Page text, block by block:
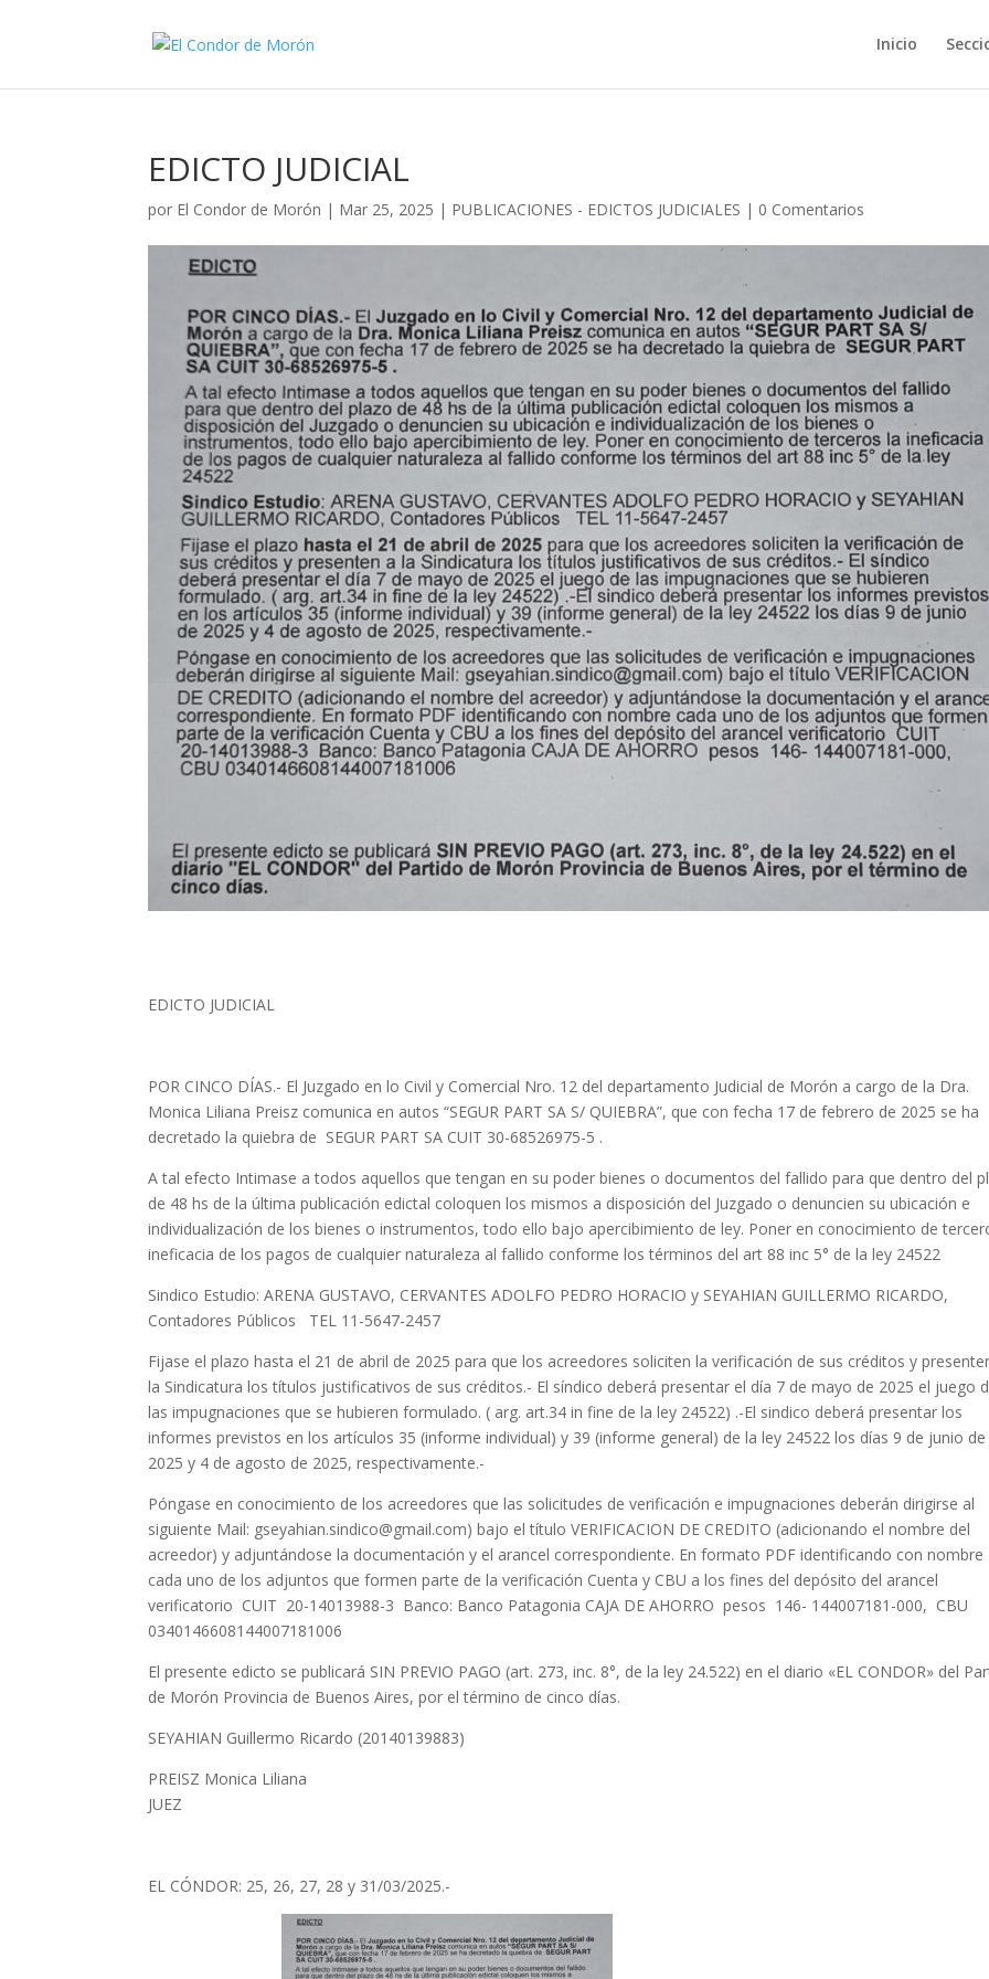
Inicio
EDICTO JUDICIAL
por El Condor de Morón | Mar 25, 2025 | PUBLICACIONES - EDICTOS JUDICIALES | 0 Comentarios
EDICTO JUDICIAL
POR CINCO DÍAS.- El Juzgado en lo Civil y Comercial Nro. 12 del departamento Judicial de Morón a cargo de la Dra.
Monica Liliana Preisz comunica en autos “SEGUR PART SA S/ QUIEBRA”, que con fecha 17 de febrero de 2025 se ha
decretado la quiebra de SEGUR PART SA CUIT 30-68526975-5 .
A tal efecto Intimase a todos aquellos que tengan en su poder bienes o documentos del fallido para que dentro del
de 48 hs de la última publicación edictal coloquen los mismos a disposición del Juzgado o denuncien su ubicación e
individualización de los bienes o instrumentos, todo ello bajo apercibimiento de ley. Poner en conocimiento de
ineficacia de los pagos de cualquier naturaleza al fallido conforme los términos del art 88 inc 5° de la ley 24522
Sindico Estudio: ARENA GUSTAVO, CERVANTES ADOLFO PEDRO HORACIO y SEYAHIAN GUILLERMO RICARDO,
Contadores Públicos TEL 11-5647-2457
Fijase el plazo hasta el 21 de abril de 2025 para que los acreedores soliciten la verificación de sus créditos y
la Sindicatura los títulos justificativos de sus créditos.- El síndico deberá presentar el día 7 de mayo de 2025 el juego
las impugnaciones que se hubieren formulado. ( arg. art.34 in fine de la ley 24522) .-El sindico deberá presentar los
informes previstos en los artículos 35 (informe individual) y 39 (informe general) de la ley 24522 los días 9 de junio de
2025 y 4 de agosto de 2025, respectivamente.-
Póngase en conocimiento de los acreedores que las solicitudes de verificación e impugnaciones deberán dirigirse al
siguiente Mail: gseyahian.sindico@gmail.com) bajo el título VERIFICACION DE CREDITO (adicionando el nombre del
acreedor) y adjuntándose la documentación y el arancel correspondiente. En formato PDF identificando con nombre
cada uno de los adjuntos que formen parte de la verificación Cuenta y CBU a los fines del depósito del arancel
verificatorio CUIT 20-14013988-3 Banco: Banco Patagonia CAJA DE AHORRO pesos 146- 144007181-000, CBU
0340146608144007181006
El presente edicto se publicará SIN PREVIO PAGO (art. 273, inc. 8°, de la ley 24.522) en el diario «EL CONDOR» del
de Morón Provincia de Buenos Aires, por el término de cinco días.
SEYAHIAN Guillermo Ricardo (20140139883)
PREISZ Monica Liliana
JUEZ
EL CÓNDOR: 25, 26, 27, 28 y 31/03/2025.-